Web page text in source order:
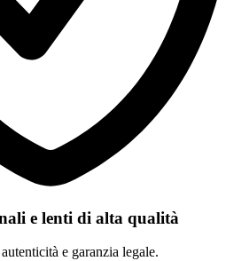
e lenti di alta qualità
e garanzia legale.